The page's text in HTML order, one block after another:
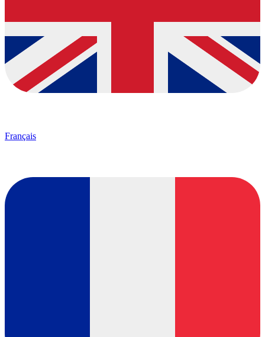
Français